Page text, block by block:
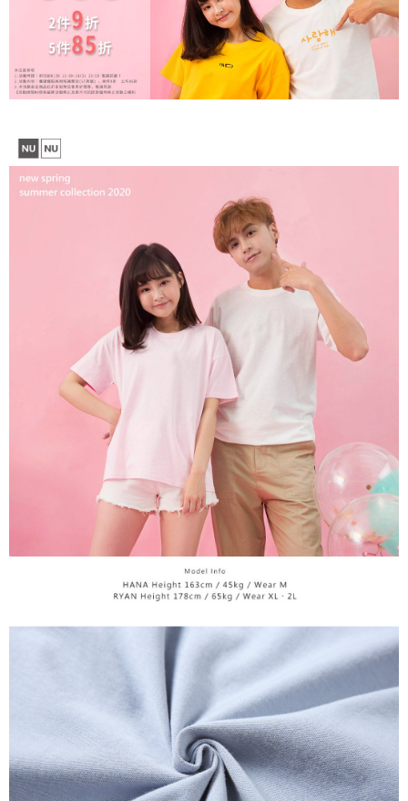
１．透過由恩沛科技股份有限公司提供之「AFTEE先享後付」服務完成之交
易，需依本服務之必要範圍內提供個人資料，並將交易相關給付款項請求債
權轉讓予恩沛科技股份有限公司。
２．關於個人資料處理事宜，請瀏覽以下網址：
https://aftee.tw/terms/#terms3
３．未成年的使用者請事先徵得法定代理人或監護人之同意方可使用
４．使用「AFTEE先享後付」時，將依據個別帳號之用戶狀況，依本公司即
時審查核予不同之上限額度；若仍有額度不足之情形，本公司將視審查結果
請求用戶進行身份認證。
５．嚴禁一人註冊多個帳號或使用他人資訊註冊。若發現惡意使用之情形，
恩沛科技股份有限公司將有權停止該用戶之使用額度並採取法律行動。
每筆NT$65，滿NT$899(含以上)免運費